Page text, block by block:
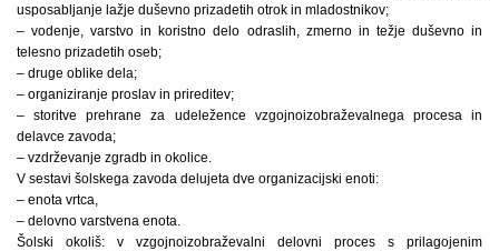
usposabljanje lažje duševno prizadetih otrok in mladostnikov;
– vodenje, varstvo in koristno delo odraslih, zmerno in težje duševno in
telesno prizadetih oseb;
– druge oblike dela;
– organiziranje proslav in prireditev;
– storitve prehrane za udeležence vzgojnoizobraževalnega procesa in
delavce zavoda;
– vzdrževanje zgradb in okolice.
V sestavi šolskega zavoda delujeta dve organizacijski enoti:
– enota vrtca,
– delovno varstvena enota.
Šolski okoliš: v vzgojnoizobraževalni delovni proces s prilagojenim